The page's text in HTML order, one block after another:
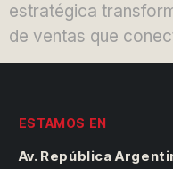
estratégica
de ventas que
ESTAMOS EN
Av. República